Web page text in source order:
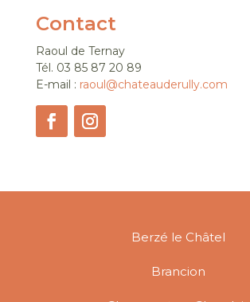
Contact
Raoul de Ternay
Tél. 03 85 87 20 89
E-mail : raoul@chateauderully.com
Berzé le Châtel
Brancion